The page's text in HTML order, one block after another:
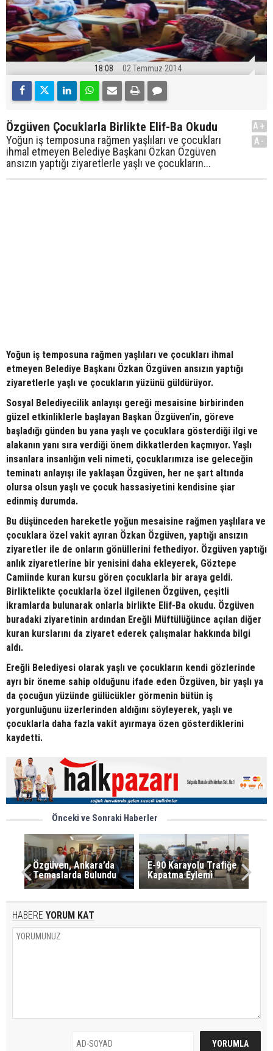
18:08 02 Temmuz 2014
Özgüven Çocuklarla Birlikte Elif-Ba Okudu
Yoğun iş temposuna rağmen yaşlıları ve çocukları
ihmal etmeyen Belediye Başkanı Özkan Özgüven
ansızın yaptığı ziyaretlerle yaşlı ve çocukların...
A+
A-
Yoğun iş temposuna rağmen yaşlıları ve çocukları ihmal
etmeyen Belediye Başkanı Özkan Özgüven ansızın yaptığı
ziyaretlerle yaşlı ve çocukların yüzünü güldürüyor.
Sosyal Belediyecilik anlayışı gereği mesaisine birbirinden
güzel etkinliklerle başlayan Başkan Özgüven’in, göreve
başladığı günden bu yana yaşlı ve çocuklara gösterdiği ilgi ve
alakanın yanı sıra verdiği önem dikkatlerden kaçmıyor. Yaşlı
insanlara insanlığın veli nimeti, çocuklarımıza ise geleceğin
teminatı anlayışı ile yaklaşan Özgüven, her ne şart altında
olursa olsun yaşlı ve çocuk hassasiyetini kendisine şiar
edinmiş durumda.
Bu düşünceden hareketle yoğun mesaisine rağmen yaşlılara ve
çocuklara özel vakit ayıran Özkan Özgüven, yaptığı ansızın
ziyaretler ile de onların gönüllerini fethediyor. Özgüven yaptığı
anlık ziyaretlerine bir yenisini daha ekleyerek, Göztepe
Camiinde kuran kursu gören çocuklarla bir araya geldi.
Birliktelikte çocuklarla özel ilgilenen Özgüven, çeşitli
ikramlarda bulunarak onlarla birlikte Elif-Ba okudu. Özgüven
buradaki ziyaretinin ardından Ereğli Müftülüğünce açılan diğer
kuran kurslarını da ziyaret ederek çalışmalar hakkında bilgi
aldı.
Ereğli Belediyesi olarak yaşlı ve çocukların kendi gözlerinde
ayrı bir öneme sahip olduğunu ifade eden Özgüven, bir yaşlı ya
da çocuğun yüzünde gülücükler görmenin bütün iş
yorgunluğunu üzerlerinden aldığını söyleyerek, yaşlı ve
çocuklarla daha fazla vakit ayırmaya özen gösterdiklerini
kaydetti.
Önceki ve Sonraki Haberler
Özgüven, Ankara’da
Temaslarda Bulundu
E-90 Karayolu Trafiğe
Kapatma Eylemi
HABERE YORUM KAT